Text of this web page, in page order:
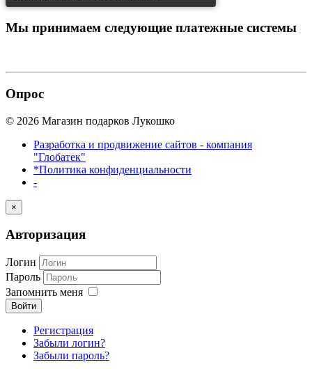
Мы принимаем следующие платежные системы
Опрос
© 2026 Магазин подарков Лукошко
Разработка и продвижение сайтов - компания
"Глобатек"
*Политика конфиденциальности
-
×
Авторизация
Логин
Пароль
Запомнить меня
Войти
Регистрация
Забыли логин?
Забыли пароль?